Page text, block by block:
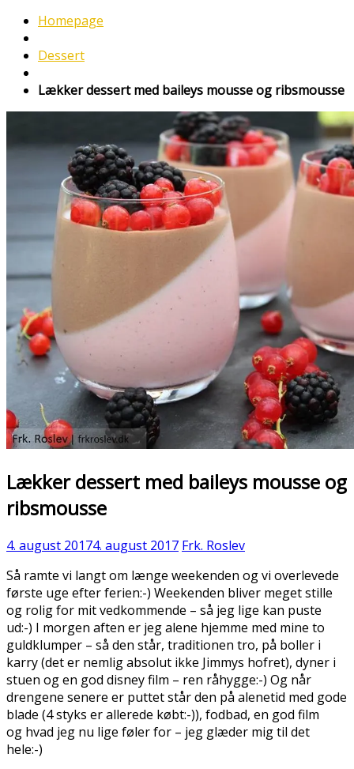
Homepage
Dessert
Lækker dessert med baileys mousse og ribsmousse
Lækker dessert med baileys mousse og
ribsmousse
4. august 20174. august 2017 Frk. Roslev
Så ramte vi langt om længe weekenden og vi overlevede
første uge efter ferien:-) Weekenden bliver meget stille
og rolig for mit vedkommende – så jeg lige kan puste
ud:-) I morgen aften er jeg alene hjemme med mine to
guldklumper – så den står, traditionen tro, på boller i
karry (det er nemlig absolut ikke Jimmys hofret), dyner i
stuen og en god disney film – ren råhygge:-) Og når
drengene senere er puttet står den på alenetid med gode
blade (4 styks er allerede købt:-)), fodbad, en god film
og hvad jeg nu lige føler for – jeg glæder mig til det
hele:-)